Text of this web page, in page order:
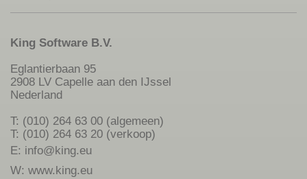
King Software B.V.
Eglantierbaan 95
2908 LV Capelle aan den IJssel
Nederland
T: (010) 264 63 00 (algemeen)
T: (010) 264 63 20 (verkoop)
E: info@king.eu
W: www.king.eu